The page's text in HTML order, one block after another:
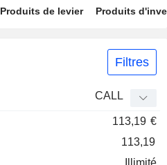
Produits de levier Produits
Filtres
CALL
113,19 €
113,19